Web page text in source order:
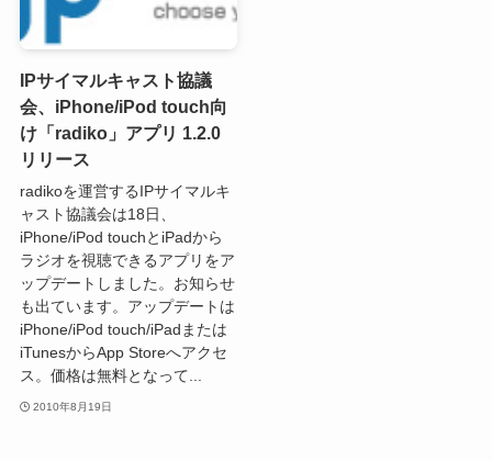
IPサイマルキャスト協議
会、iPhone/iPod touch向
け「radiko」アプリ 1.2.0
リリース
radikoを運営するIPサイマルキ
ャスト協議会は18日、
iPhone/iPod touchとiPadから
ラジオを視聴できるアプリをア
ップデートしました。お知らせ
も出ています。アップデートは
iPhone/iPod touch/iPadまたは
iTunesからApp Storeへアクセ
ス。価格は無料となって...
2010年8月19日